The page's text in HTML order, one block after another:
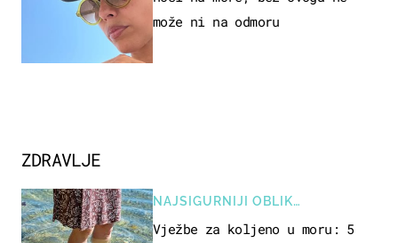
može ni na odmoru
ZDRAVLJE
NAJSIGURNIJI OBLIK
REKREACIJE
Vježbe za koljeno u moru: 5